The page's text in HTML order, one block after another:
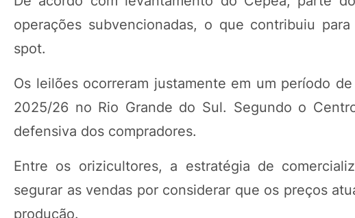
operações subvencionadas, o que contribuiu
spot.
Os leilões ocorreram justamente em um período
2025/26 no Rio Grande do Sul. Segundo o
defensiva dos compradores.
Entre os orizicultores, a estratégia de
segurar as vendas por considerar que os preços
produção.